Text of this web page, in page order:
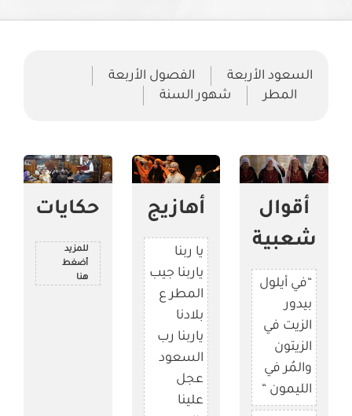
السعود الأربعة
الفصول الأربعة
المطر
شهور السنة
أقوال
شعبية
“في أيلول
بيدور
الزيت في
الزيتون
والمُر في
الليمون “
أهازيج
يا ربنا
ياربنا جيب
المطر ع
بلادنا
ياربنا رب
السعود
عجل
علينا
حكايات
للمزيد
أضغط
هنا